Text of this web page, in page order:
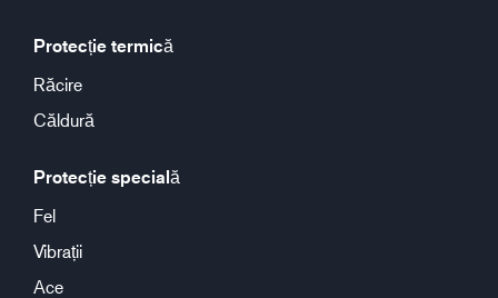
Protecție termică
Răcire
Căldură
Protecție specială
Fel
Vibrații
Ace